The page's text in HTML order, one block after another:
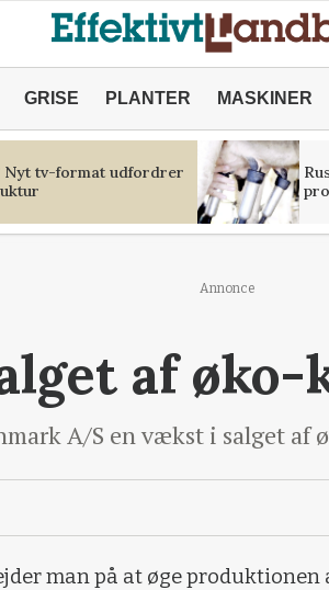
GRISE PLANTER MASKINER
Nyt tv-format udfordrer
Annonce
af
A/S en vækst i salget
man på at øge produktionen